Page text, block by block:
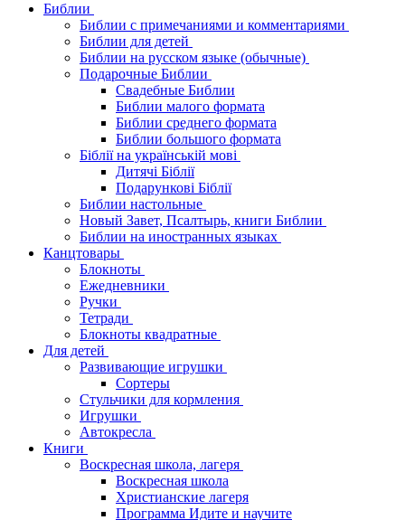
Библии
Библии с примечаниями и комментариями
Библии для детей
Библии на русском языке (обычные)
Подарочные Библии
Свадебные Библии
Библии малого формата
Библии среднего формата
Библии большого формата
Біблії на українській мові
Дитячі Біблії
Подарункові Біблії
Библии настольные
Новый Завет, Псалтырь, книги Библии
Библии на иностранных языках
Канцтовары
Блокноты
Ежедневники
Ручки
Тетради
Блокноты квадратные
Для детей
Развивающие игрушки
Сортеры
Стульчики для кормления
Игрушки
Автокресла
Книги
Воскресная школа, лагеря
Воскресная школа
Христианские лагеря
Программа Идите и научите